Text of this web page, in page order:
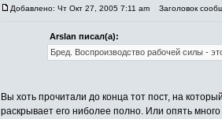
Добавлено: Чт Окт 27, 2005 7:11 am Заголовок
Arslan писал(а):
Бред. Воспроизводство рабочей силы -
Вы хоть прочитали до конца тот пост, на
раскрывает его ниболее полно. Или опять много